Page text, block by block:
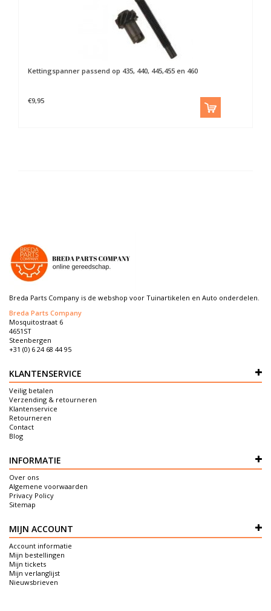
Kettingspanner passend op 435, 440, 445,455 en 460
€9,95
Breda Parts Company is de webshop voor Tuinartikelen en Auto onderdelen.
Breda Parts Company
Mosquitostraat 6
4651ST
Steenbergen
+31 (0) 6 24 68 44 95
KLANTENSERVICE
Veilig betalen
Verzending & retourneren
Klantenservice
Retourneren
Contact
Blog
INFORMATIE
Over ons
Algemene voorwaarden
Privacy Policy
Sitemap
MIJN ACCOUNT
Account informatie
Mijn bestellingen
Mijn tickets
Mijn verlanglijst
Nieuwsbrieven